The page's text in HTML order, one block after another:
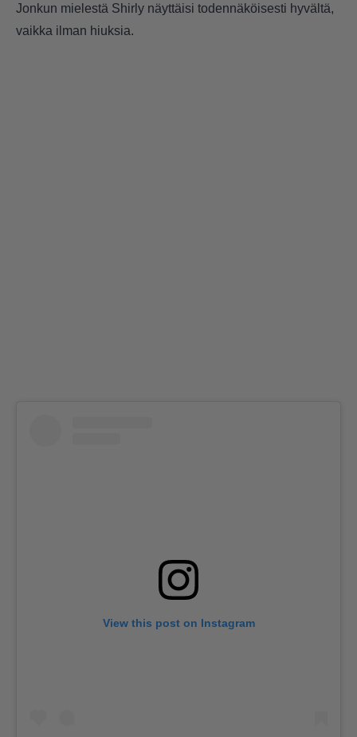
Jonkun mielestä Shirly näyttäisi todennäköisesti hyvältä,
vaikka ilman hiuksia.
View this post on Instagram